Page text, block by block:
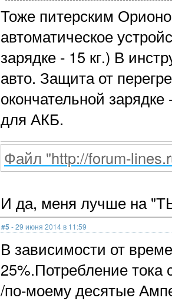
Тоже питерским
автоматическое
зарядке - 15 кг.) В
авто. Защита от
окончательной
для АКБ.
Файл "http://forum-
И да, меня лучше на
#5 - 29 июня 2014 в 11:59
В зависимости от
25%.Потребление тока
/по-моему десятые